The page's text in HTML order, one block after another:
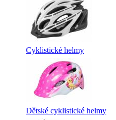
Cyklistické helmy
Dětské cyklistické helmy